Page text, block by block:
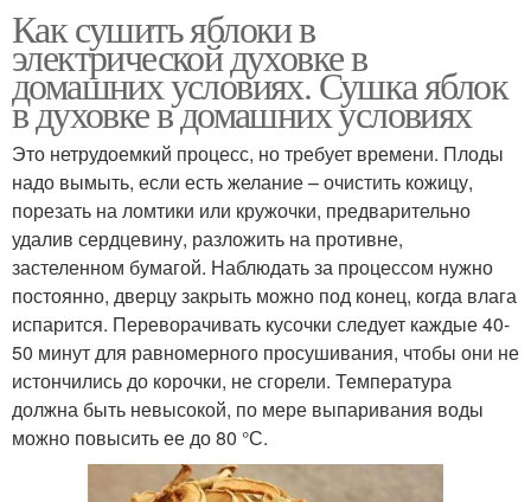
Как сушить яблоки в
электрической духовке в
домашних условиях. Сушка яблок
в духовке в домашних условиях
Это нетрудоемкий процесс, но требует времени. Плоды
надо вымыть, если есть желание – очистить кожицу,
порезать на ломтики или кружочки, предварительно
удалив сердцевину, разложить на противне,
застеленном бумагой. Наблюдать за процессом нужно
постоянно, дверцу закрыть можно под конец, когда влага
испарится. Переворачивать кусочки следует каждые 40-
50 минут для равномерного просушивания, чтобы они не
истончились до корочки, не сгорели. Температура
должна быть невысокой, по мере выпаривания воды
можно повысить ее до 80 °С.